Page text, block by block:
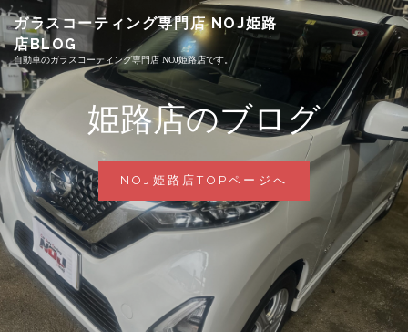
Skip
to
content
ガラスコーティング専門店 NOJ姫路
店BLOG
自動車のガラスコーティング専門店 NOJ姫路店です。
姫路店のブログ
NOJ姫路店TOPページへ
路
の
ロ
グ